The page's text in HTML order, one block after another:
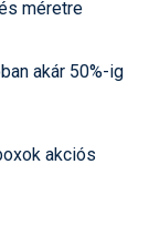
méretre
akár 50%-ig
akciós